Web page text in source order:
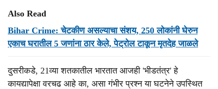
Also Read
Bihar Crime: चेटकीण असल्याचा संशय, 250 लोकांनी घेरुन
एकाच घरातील 5 जणांना ठार केले, पेट्रोल टाकून मृतदेह जाळले
दुसरीकडे, 21व्या शतकातील भारतात आजही 'भीडतंत्र' हे
कायद्यापेक्षा वरचढ आहे का, असा गंभीर प्रश्न या घटनेने उपस्थित